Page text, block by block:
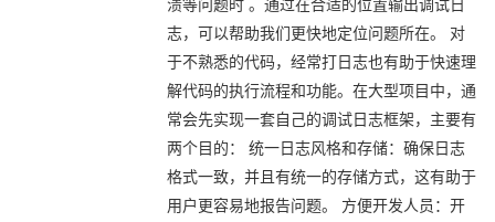
志，可以帮助我们更快地定位问题所在。 对
于不熟悉的代码，经常打日志也有助于快速理
解代码的执行流程和功能。在大型项目中，通
常会先实现一套自己的调试日志框架，主要有
两个目的： 统一日志风格和存储：确保日志
格式一致，并且有统一的存储方式，这有助于
用户更容易地报告问题。 方便开发人员：开